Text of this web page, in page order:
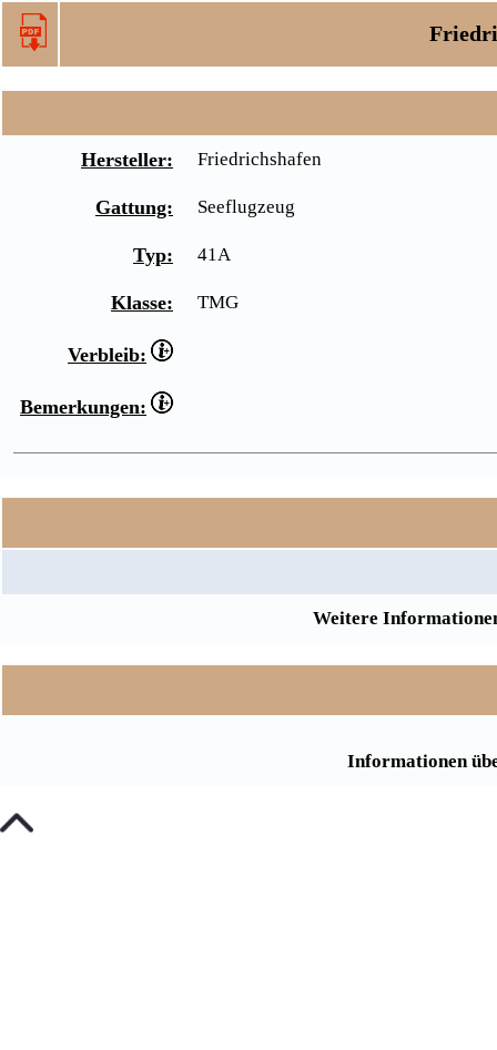
Hersteller: Friedrichshafen
Gattung: Seeflugzeug
Typ: 41A
Klasse: TMG
Verbleib:
Bemerkungen:
Weitere
Informationen